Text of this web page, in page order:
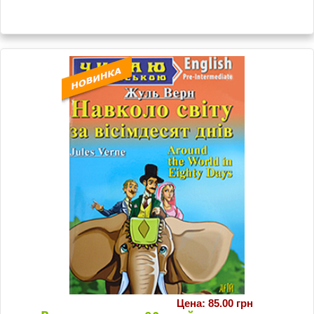
Цена: 85.00 грн